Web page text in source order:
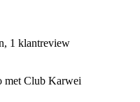
1 klantreview
met Club Karwei